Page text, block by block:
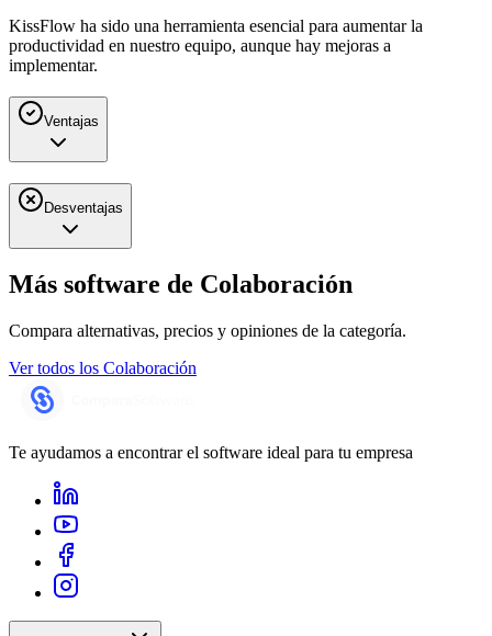
KissFlow ha sido una herramienta esencial para aumentar la
productividad en nuestro equipo, aunque hay mejoras a
implementar.
Ventajas
Desventajas
Más software de Colaboración
Compara alternativas, precios y opiniones de la categoría.
Ver todos los Colaboración
Te ayudamos a encontrar el software ideal para tu empresa